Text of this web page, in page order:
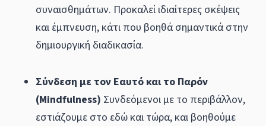
συναισθημάτων. Προκαλεί ιδιαίτερες σκέψεις
και έμπνευση, κάτι που βοηθά σημαντικά στην
δημιουργική διαδικασία.
Σύνδεση με τον Εαυτό και το Παρόν
(Mindfulness) Συνδεόμενοι με το περιβάλλον,
εστιάζουμε στο εδώ και τώρα, και βοηθούμε